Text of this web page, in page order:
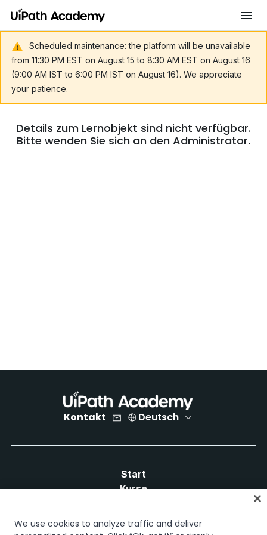
Scheduled maintenance: the platform will be unavailable
from 11:30 PM EST on August 15 to 8:30 AM EST on August 16
(9:00 AM IST to 6:00 PM IST on August 16). We appreciate
your patience.
Details zum Lernobjekt sind nicht verfügbar.
Bitte wenden Sie sich an den Administrator.
Kontakt Deutsch
Start
Kurse
Karrierewege
Zertifizierungen
We use cookies to analyze traffic and deliver